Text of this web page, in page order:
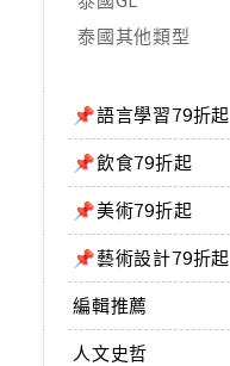
泰國其他類型
📌語言學習79折起
📌飲食79折起
📌美術79折起
📌藝術設計79折起
編輯推薦
人文史哲